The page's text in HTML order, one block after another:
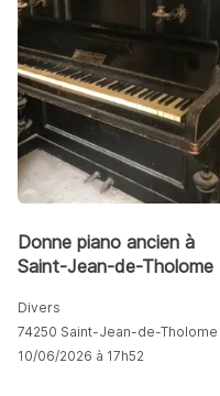
Donne piano ancien à
Saint-Jean-de-Tholome
Divers
74250 Saint-Jean-de-Tholome
10/06/2026 à 17h52